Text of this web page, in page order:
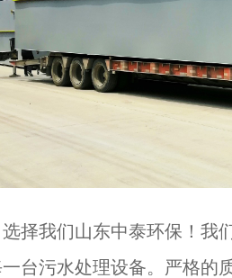
择我们山东中泰环保！我
台污水处理设备。严格的